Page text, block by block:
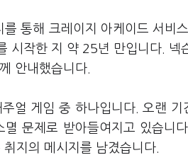
통해 크레이지 아케이드 서비
시작한 지 약 25년 만입니다. 넥
안내했습니다.
얼 게임 중 하나입니다. 오랜 기
문제로 받아들여지고 있습니
지의 메시지를 남겼습니다.